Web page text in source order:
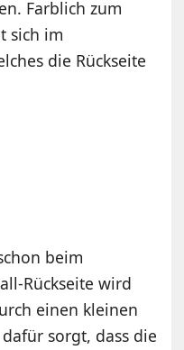
Farblich zum
sich im
die Rückseite
beim
Rückseite wird
einen kleinen
sorgt, dass die